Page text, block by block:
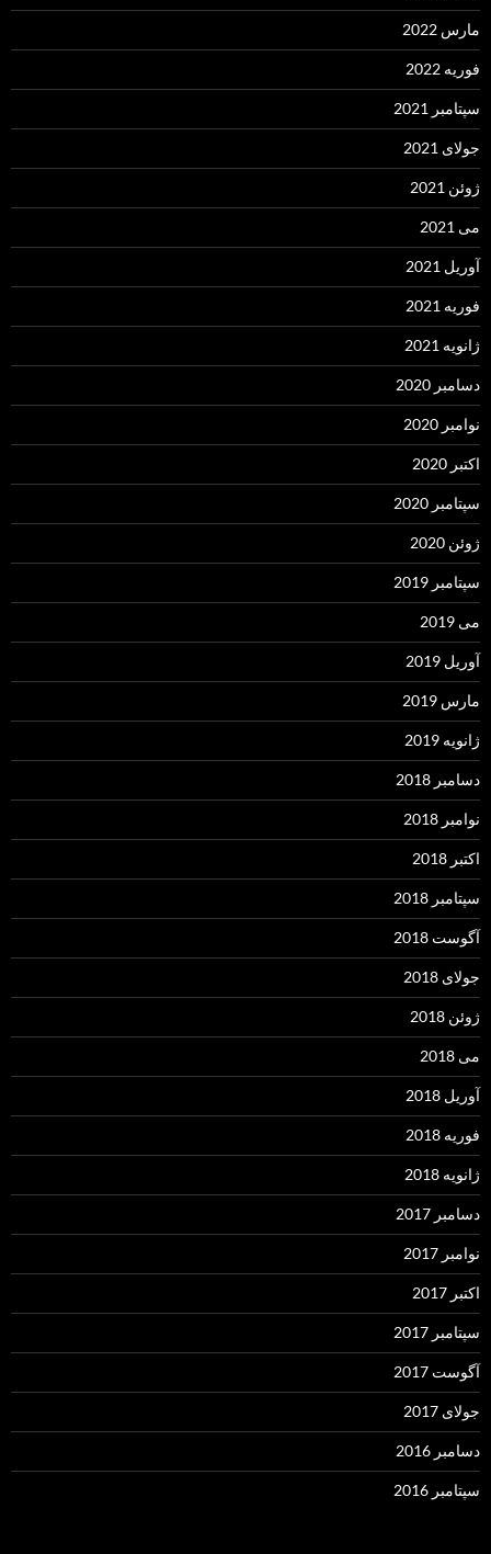
مارس 2022
فوریه 2022
سپتامبر 2021
جولای 2021
ژوئن 2021
می 2021
آوریل 2021
فوریه 2021
ژانویه 2021
دسامبر 2020
نوامبر 2020
اکتبر 2020
سپتامبر 2020
ژوئن 2020
سپتامبر 2019
می 2019
آوریل 2019
مارس 2019
ژانویه 2019
دسامبر 2018
نوامبر 2018
اکتبر 2018
سپتامبر 2018
آگوست 2018
جولای 2018
ژوئن 2018
می 2018
آوریل 2018
فوریه 2018
ژانویه 2018
دسامبر 2017
نوامبر 2017
اکتبر 2017
سپتامبر 2017
آگوست 2017
جولای 2017
دسامبر 2016
سپتامبر 2016